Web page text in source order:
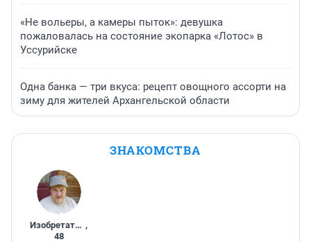
«Не вольеры, а камеры пыток»: девушка
пожаловалась на состояние экопарка «Лотос» в
Уссурийске
Одна банка — три вкуса: рецепт овощного ассорти на
зиму для жителей Архангельской области
ЗНАКОМСТВА
Изобретатель ,
48